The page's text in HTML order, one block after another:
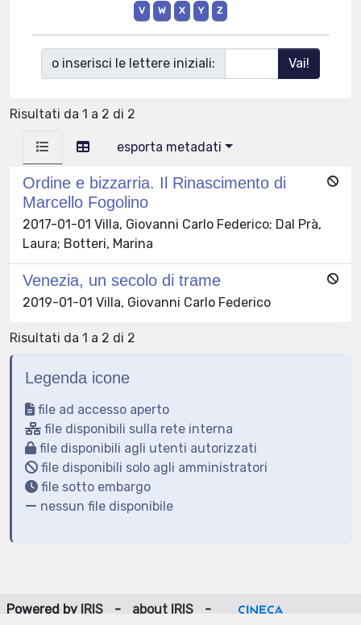
V
W X Y Z
o inserisci le lettere iniziali:
Risultati da 1 a 2 di 2
esporta metadati
Ordine e bizzarria. Il Rinascimento di
Marcello Fogolino
2017-01-01 Villa, Giovanni Carlo Federico; Dal Prà,
Laura; Botteri, Marina
Venezia, un secolo di trame
2019-01-01 Villa, Giovanni Carlo Federico
Risultati da 1 a 2 di 2
Legenda icone
file ad accesso aperto
file disponibili sulla rete interna
file disponibili agli utenti autorizzati
file disponibili solo agli amministratori
file sotto embargo
nessun file disponibile
Powered by IRIS - about IRIS
-